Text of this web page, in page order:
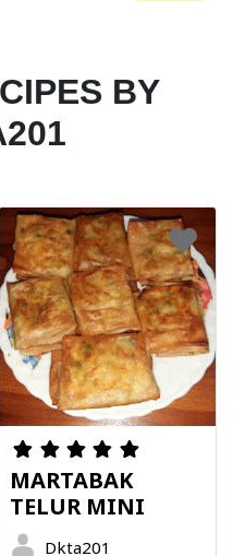
BY
MARTABAK
TELUR MINI
Dkta201